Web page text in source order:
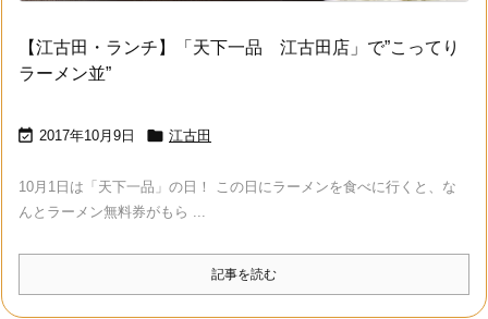
【江古田・ランチ】「天下一品 江古田店」で”こってり
ラーメン並”
 2017年10月9日  江古田
10月1日は「天下一品」の日！ この日にラーメンを食べに行くと、な
んとラーメン無料券がもら ...
記事を読む